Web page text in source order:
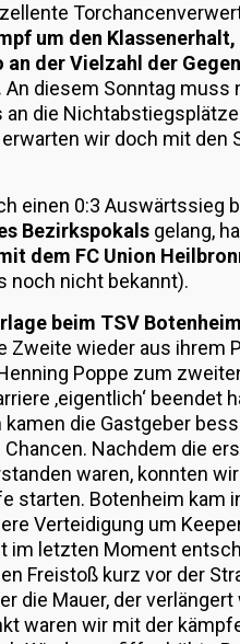
um den
an der Vielzahl der
An diesem Sonntag muss
die
wir doch mit den
einen 0:3 Auswärtssieg
Bezirkspokals gelang,
dem FC Union
noch nicht bekannt).
beim TSV
Zweite wieder aus ihrem
Poppe zum
‚eigentlich‘ beendet
die Gastgeber
Nachdem die
waren, konnten
starten. Botenheim kam
Verteidigung um
im letzten Moment
Freistoß kurz vor der
die Mauer, der
waren wir mit der